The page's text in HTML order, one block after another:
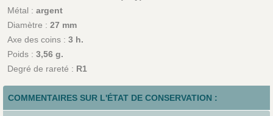
Métal : argent
Diamètre : 27 mm
Axe des coins : 3 h.
Poids : 3,56 g.
Degré de rareté : R1
COMMENTAIRES SUR L'ÉTAT DE CONSERVATION :